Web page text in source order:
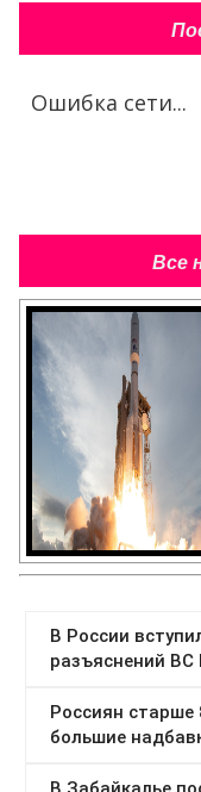
Ошибка сети...
Все